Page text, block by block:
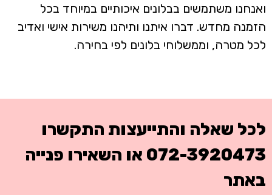
ואנחנו משתמשים בבלונים איכותיים במיוחד בכל
הזמנה מחדש. דברו איתנו ותיהנו משירות אישי ואדיב
לכל מטרה, וממשלוחי בלונים לפי בחירה.
לכל שאלה והתייעצות התקשרו
072-3920473 או השאירו פנייה
באתר